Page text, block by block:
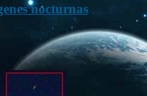
nocturnas